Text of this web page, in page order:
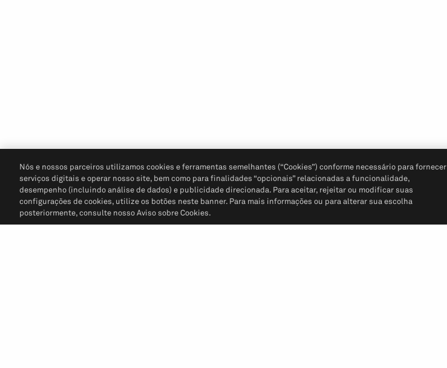
Nós e nossos parceiros utilizamos cookies e ferramentas semelhantes (“Cookies”) conforme necessário para fornecer
serviços digitais e operar nosso site, bem como para finalidades “opcionais” relacionadas a funcionalidade,
desempenho (incluindo análise de dados) e publicidade direcionada. Para aceitar, rejeitar ou modificar suas
configurações de cookies, utilize os botões neste banner. Para mais informações ou para alterar sua escolha
posteriormente, consulte nosso Aviso sobre Cookies.